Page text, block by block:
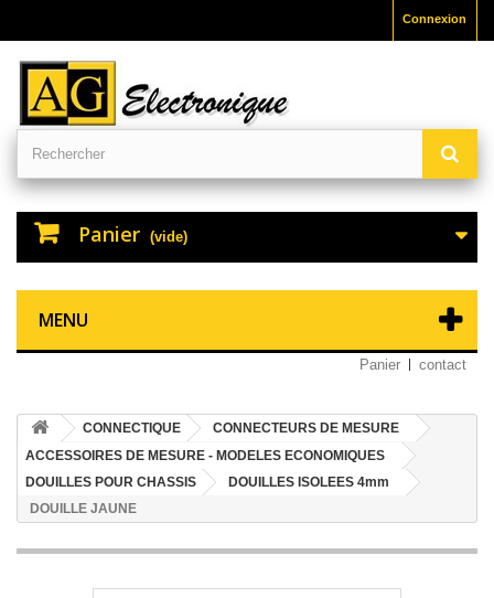
Connexion
Panier (vide)
MENU
Panier contact
CONNECTIQUE
CONNECTEURS DE MESURE
ACCESSOIRES DE MESURE - MODELES ECONOMIQUES
DOUILLES POUR CHASSIS
DOUILLES ISOLEES 4mm
DOUILLE JAUNE